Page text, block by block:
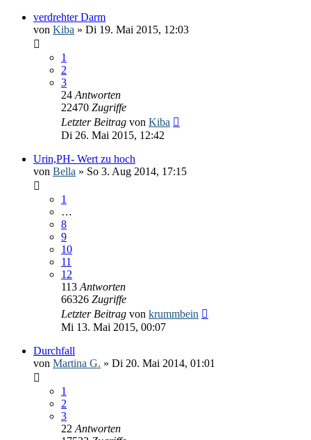
verdrehter Darm
von Kiba » Di 19. Mai 2015, 12:03
1
2
3
24 Antworten
22470 Zugriffe
Letzter Beitrag von Kiba
Di 26. Mai 2015, 12:42
Urin,PH- Wert zu hoch
von Bella » So 3. Aug 2014, 17:15
1
…
8
9
10
11
12
113 Antworten
66326 Zugriffe
Letzter Beitrag von krummbein
Mi 13. Mai 2015, 00:07
Durchfall
von Martina G. » Di 20. Mai 2014, 01:01
1
2
3
22 Antworten